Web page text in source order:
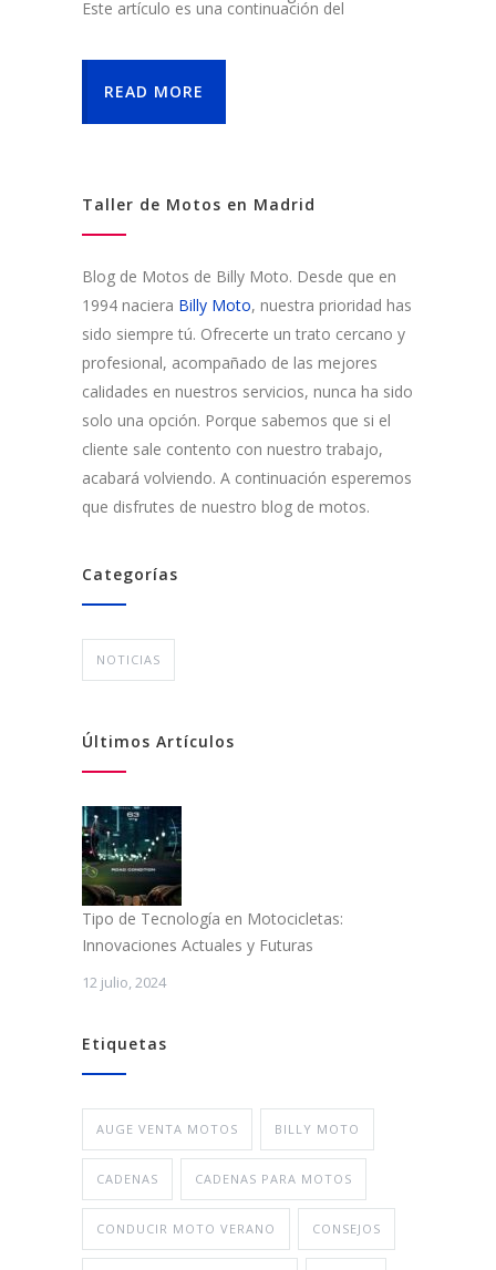
Este artículo es una continuación del
READ MORE
Taller de Motos en Madrid
Blog de Motos de Billy Moto. Desde que en
1994 naciera Billy Moto, nuestra prioridad has
sido siempre tú. Ofrecerte un trato cercano y
profesional, acompañado de las mejores
calidades en nuestros servicios, nunca ha sido
solo una opción. Porque sabemos que si el
cliente sale contento con nuestro trabajo,
acabará volviendo. A continuación esperemos
que disfrutes de nuestro blog de motos.
Categorías
NOTICIAS
Últimos Artículos
Tipo de Tecnología en Motocicletas:
Innovaciones Actuales y Futuras
12 julio, 2024
Etiquetas
AUGE VENTA MOTOS BILLY MOTO
CADENAS CADENAS PARA MOTOS
CONDUCIR MOTO VERANO CONSEJOS